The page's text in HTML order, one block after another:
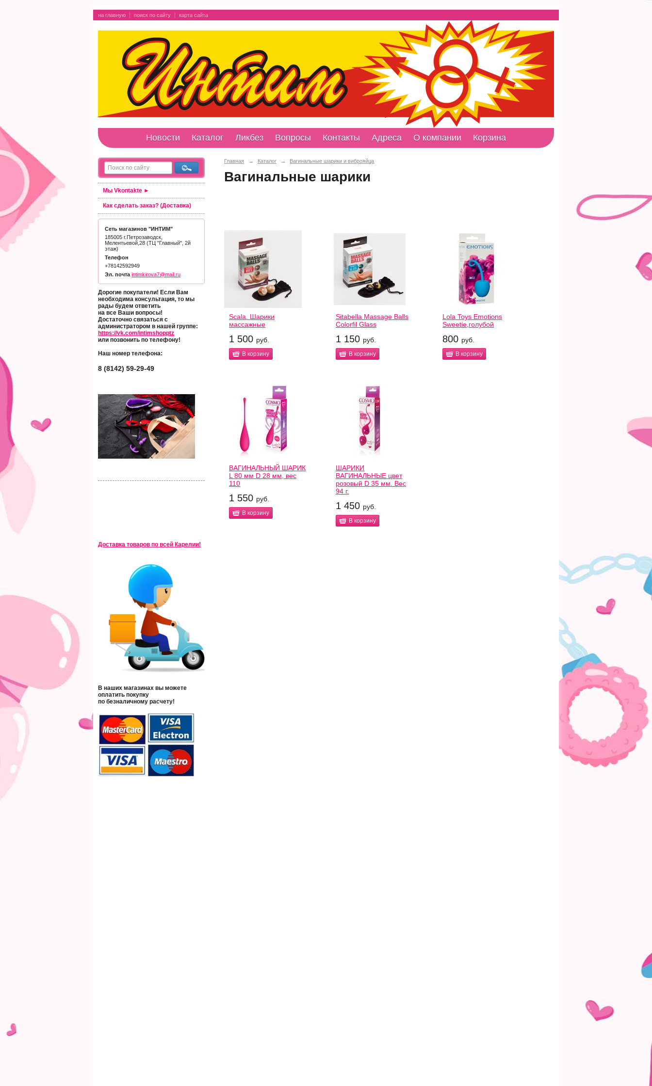
на главную поиск по сайту карта сайта
Новости Каталог Ликбез Вопросы Контакты Адреса О компании Корзина
Мы Vkontakte ►
Как сделать заказ? (Доставка)
Сеть магазинов "ИНТИМ"
185005 г.Петрозаводск,
Мелентьевой,28 (ТЦ "Главный", 2й
этаж)
Телефон
+78142592949
Эл. почта intimkirova7@mail.ru
Дорогие покупатели! Если Вам
необходима консультация, то мы
рады будем ответить
на все Ваши вопросы!
Достаточно связаться с
администратором в нашей группе:
https://vk.com/intimshopptz
или позвонить по телефону!
Наш номер телефона:
8 (8142) 59-29-49
Доставка товаров по всей Карелии!
В наших магазинах вы можете
оплатить покупку
по безналичному расчету!
Главная → Каталог → Вагинальные шарики и виброяйца
Вагинальные шарики
Scala. Шарики
массажные
1 500 руб.
В корзину
Sitabella Massage Balls
Colorfil Glass
1 150 руб.
В корзину
Lola Toys Emotions
Sweetie,голубой
800 руб.
В корзину
ВАГИНАЛЬНЫЙ ШАРИК
L 80 мм D 28 мм, вес
110
1 550 руб.
В корзину
ШАРИКИ
ВАГИНАЛЬНЫЕ цвет
розовый D 35 мм. Вес
94 г.
1 450 руб.
В корзину